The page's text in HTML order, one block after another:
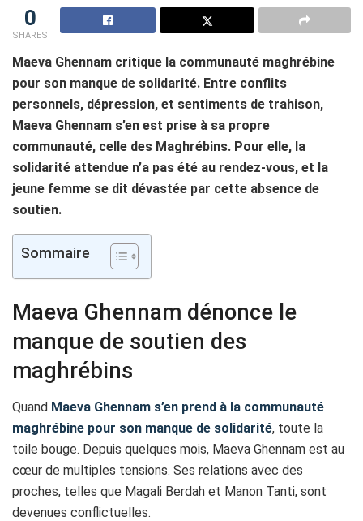
0
SHARES
Maeva Ghennam critique la communauté maghrébine
pour son manque de solidarité. Entre conflits
personnels, dépression, et sentiments de trahison,
Maeva Ghennam s’en est prise à sa propre
communauté, celle des Maghrébins. Pour elle, la
solidarité attendue n’a pas été au rendez-vous, et la
jeune femme se dit dévastée par cette absence de
soutien.
Sommaire
Maeva Ghennam dénonce le
manque de soutien des
maghrébins
Quand Maeva Ghennam s’en prend à la communauté
maghrébine pour son manque de solidarité, toute la
toile bouge. Depuis quelques mois, Maeva Ghennam est au
cœur de multiples tensions. Ses relations avec des
proches, telles que Magali Berdah et Manon Tanti, sont
devenues conflictuelles.